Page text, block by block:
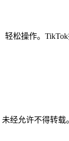
松操作。
经允许不得转载